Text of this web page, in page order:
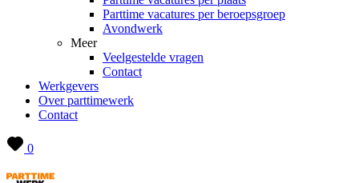
Parttime vacatures per beroepsgroep
Avondwerk
Meer
Veelgestelde vragen
Contact
Werkgevers
Over parttimewerk
Contact
0